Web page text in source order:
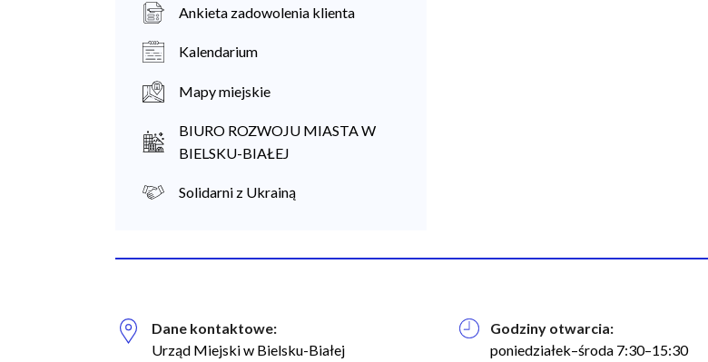
Ankieta zadowolenia klienta
Kalendarium
Mapy miejskie
BIURO ROZWOJU MIASTA W
BIELSKU-BIAŁEJ
Solidarni z Ukrainą
Dane kontaktowe:
Urząd Miejski w Bielsku-Białej
Godziny otwarcia:
poniedziałek–środa 7:30–15:30
Biuro Regionalnych Inwestycji Terytorialnych